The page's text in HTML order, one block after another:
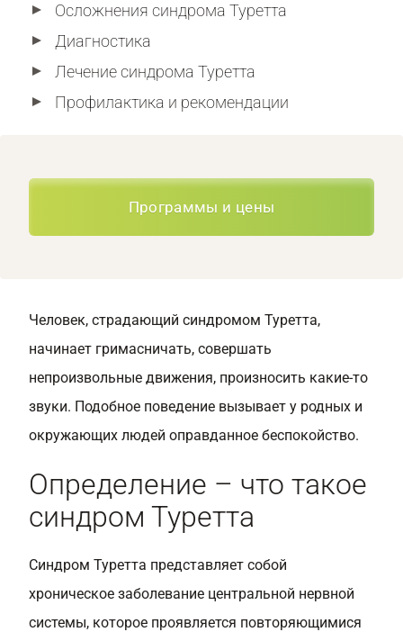
Осложнения синдрома Туретта
Диагностика
Лечение синдрома Туретта
Профилактика и рекомендации
Программы и цены
Человек, страдающий синдромом Туретта,
начинает гримасничать, совершать
непроизвольные движения, произносить какие-то
звуки. Подобное поведение вызывает у родных и
окружающих людей оправданное беспокойство.
Определение – что такое
синдром Туретта
Синдром Туретта представляет собой
хроническое заболевание центральной нервной
системы, которое проявляется повторяющимися